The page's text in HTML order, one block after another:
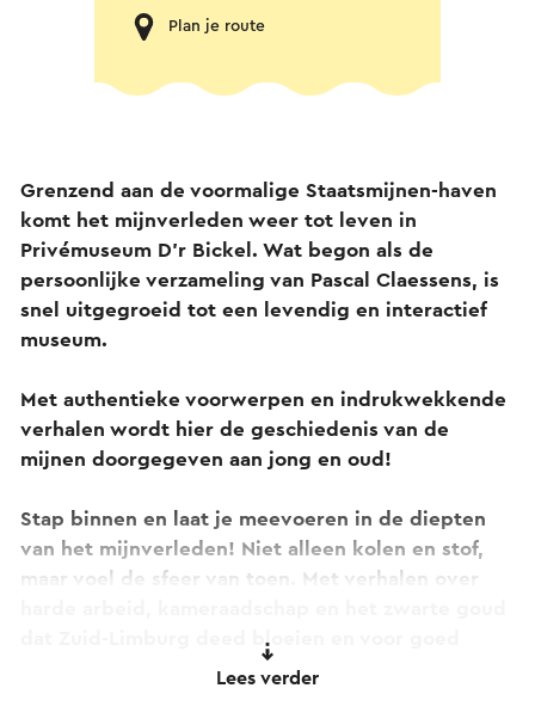
Plan je route
Grenzend aan de voormalige Staatsmijnen-haven
komt het mijnverleden weer tot leven in
Privémuseum D’r Bickel. Wat begon als de
persoonlijke verzameling van Pascal Claessens, is
snel uitgegroeid tot een levendig en interactief
museum.
Met authentieke voorwerpen en indrukwekkende
verhalen wordt hier de geschiedenis van de
mijnen doorgegeven aan jong en oud!
Stap binnen en laat je meevoeren in de diepten
van het mijnverleden! Niet alleen kolen en stof,
maar voel de sfeer van toen. Met verhalen over
dat Zuid-Limburg deed bloeien en voor goed
Lees verder